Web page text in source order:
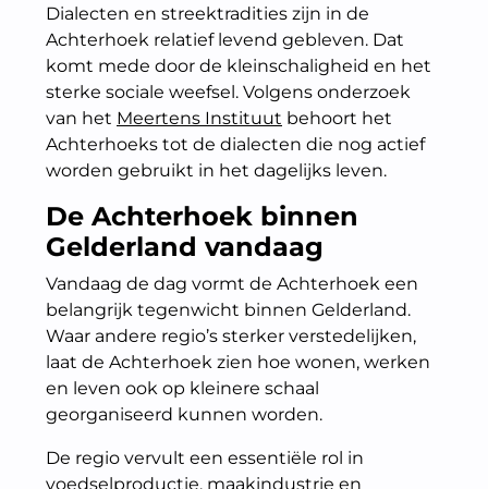
Dialecten en streektradities zijn in de
Achterhoek relatief levend gebleven. Dat
komt mede door de kleinschaligheid en het
sterke sociale weefsel. Volgens onderzoek
van het Meertens Instituut behoort het
Achterhoeks tot de dialecten die nog actief
worden gebruikt in het dagelijks leven.
De Achterhoek binnen
Gelderland vandaag
Vandaag de dag vormt de Achterhoek een
belangrijk tegenwicht binnen Gelderland.
Waar andere regio’s sterker verstedelijken,
laat de Achterhoek zien hoe wonen, werken
en leven ook op kleinere schaal
georganiseerd kunnen worden.
De regio vervult een essentiële rol in
voedselproductie, maakindustrie en